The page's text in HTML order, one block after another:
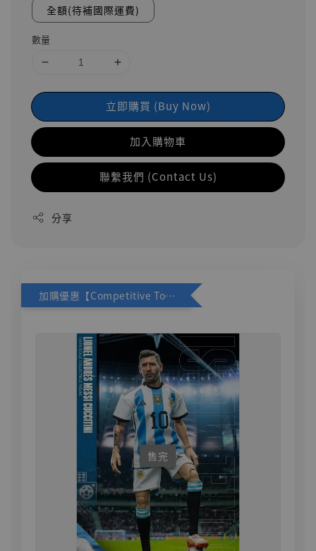
全額(待補國際運費)
數量
立即購買 (Buy Now)
加入購物車
聯繫我們 (Contact Us)
分享
加購優惠【Competitive Toys 梅西 [CM001]】
售完